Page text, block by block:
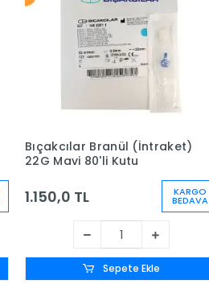
Bıçakcılar Branül (İntraket)
22G Mavi 80'li Kutu
1.150,0 TL KARGO
BEDAVA
Sepete Ekle